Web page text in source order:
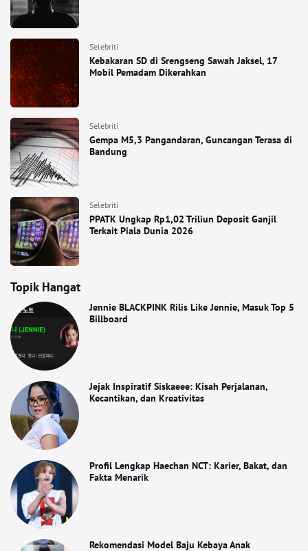
Selebriti
Kebakaran SD di Srengseng Sawah Jaksel, 17
Mobil Pemadam Dikerahkan
Selebriti
Gempa M5,3 Pangandaran, Guncangan Terasa di
Bandung
Selebriti
PPATK Ungkap Rp1,02 Triliun Deposit Ganjil
Terkait Piala Dunia 2026
Topik Hangat
Jennie BLACKPINK Rilis Like Jennie, Masuk Top 5
Billboard
Jejak Inspiratif Siskaeee: Kisah Perjalanan,
Kecantikan, dan Kreativitas
Profil Lengkap Haechan NCT: Karier, Bakat, dan
Fakta Menarik
Rekomendasi Model Baju Kebaya Anak